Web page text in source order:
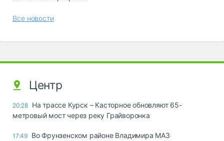
Все новости
Центр
20:28 На трассе Курск – Касторное обновляют 65-
метровый мост через реку Грайворонка
17:49 Во Фрунзенском районе Владимира МАЗ